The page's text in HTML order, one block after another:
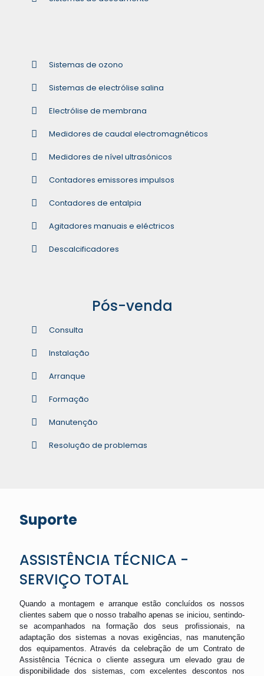
Sistemas de ozono
Sistemas de electrólise salina
Electrólise de membrana
Medidores de caudal electromagnéticos
Medidores de nível ultrasónicos
Contadores emissores impulsos
Contadores de entalpia
Agitadores manuais e eléctricos
Descalcificadores
Pós-venda
Consulta
Instalação
Arranque
Formação
Manutenção
Resolução de problemas
Suporte
ASSISTÊNCIA TÉCNICA -
SERVIÇO TOTAL
Quando a montagem e arranque estão concluídos os nossos
clientes sabem que o nosso trabalho apenas se iniciou, sentindo-
se acompanhados na formação dos seus profissionais, na
adaptação dos sistemas a novas exigências, nas manutenção
dos equipamentos. Através da celebração de um Contrato de
Assistência Técnica o cliente assegura um elevado grau de
disponibilidade dos sistemas, com excelentes descontos nos